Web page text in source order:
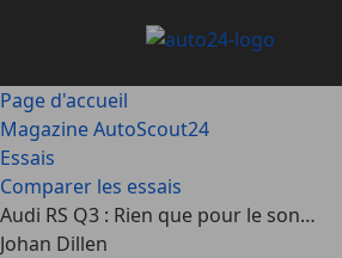
principal
Page d'accueil
Magazine AutoScout24
Essais
Comparer les essais
Audi RS Q3 : Rien que pour le son…
Johan Dillen